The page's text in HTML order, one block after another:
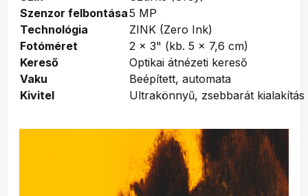
Szenzor felbontása5 MP
Technológia
ZINK (Zero Ink)
Fotóméret
2 x 3" (kb. 5 x 7,6 cm)
Kereső
Optikai átnézeti kereső
Vaku
Beépített, automata
Kivitel
Ultrakönnyű, zsebbarát kialakítás